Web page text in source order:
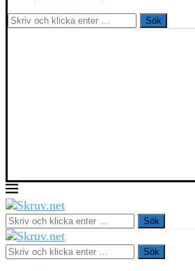
Sök
Sök
Sök